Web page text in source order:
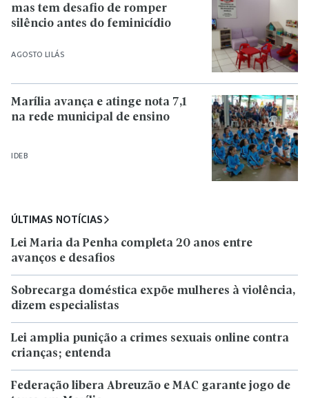
AGOSTO LILÁS
mas tem desafio de romper
silêncio antes do feminicídio
IDEB
Marília avança e atinge nota 7,1
na rede municipal de ensino
ÚLTIMAS NOTÍCIAS
Lei Maria da Penha completa 20 anos entre
avanços e desafios
Sobrecarga doméstica expõe mulheres à violência,
dizem especialistas
Lei amplia punição a crimes sexuais online contra
crianças; entenda
Federação libera Abreuzão e MAC garante jogo de